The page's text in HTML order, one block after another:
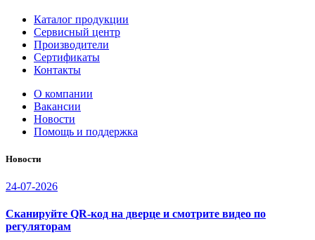
Каталог продукции
Сервисный центр
Производители
Сертификаты
Контакты
О компании
Вакансии
Новости
Помощь и поддержка
Новости
24-07-2026
Сканируйте QR-код на дверце и смотрите видео по
регуляторам